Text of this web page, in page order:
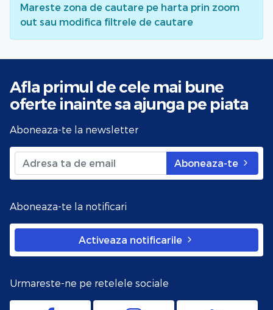
Mareste zona de cautare pe harta prin zoom
out sau modifica filtrele de cautare
Afla primul de cele mai bune
oferte inainte sa ajunga pe piata
Aboneaza-te la newsletter
Aboneaza-te
Aboneaza-te la notificari
Activeaza notificarile
Urmareste-ne pe retelele sociale